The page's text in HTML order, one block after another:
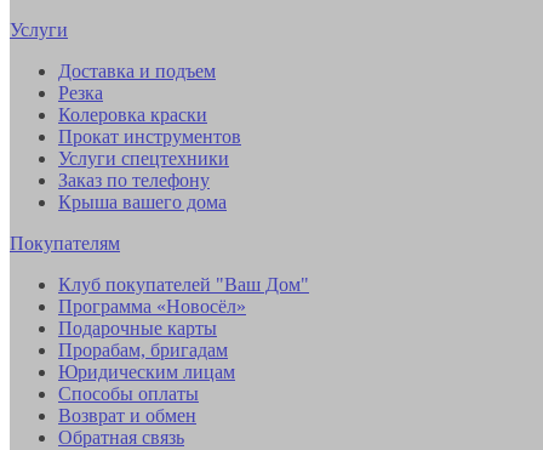
Услуги
Доставка и подъем
Резка
Колеровка краски
Прокат инструментов
Услуги спецтехники
Заказ по телефону
Крыша вашего дома
Покупателям
Клуб покупателей "Ваш Дом"
Программа «Новосёл»
Подарочные карты
Прорабам, бригадам
Юридическим лицам
Способы оплаты
Возврат и обмен
Обратная связь